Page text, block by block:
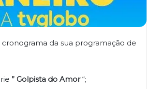
cronograma da sua programação de
” Golpista do Amor“;